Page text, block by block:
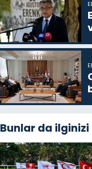
Bunlar da